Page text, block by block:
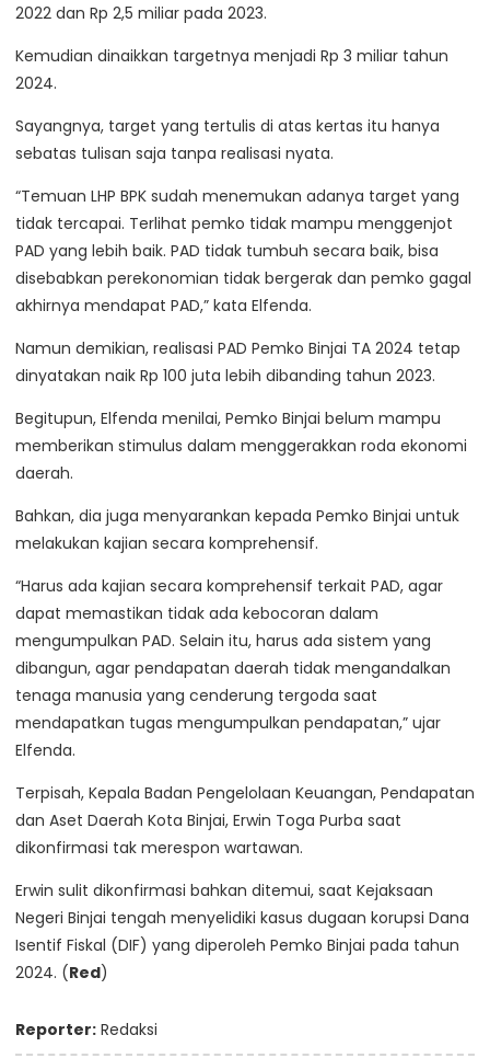
2022 dan Rp 2,5 miliar pada 2023.
Kemudian dinaikkan targetnya menjadi Rp 3 miliar tahun
2024.
Sayangnya, target yang tertulis di atas kertas itu hanya
sebatas tulisan saja tanpa realisasi nyata.
“Temuan LHP BPK sudah menemukan adanya target yang
tidak tercapai. Terlihat pemko tidak mampu menggenjot
PAD yang lebih baik. PAD tidak tumbuh secara baik, bisa
disebabkan perekonomian tidak bergerak dan pemko gagal
akhirnya mendapat PAD,” kata Elfenda.
Namun demikian, realisasi PAD Pemko Binjai TA 2024 tetap
dinyatakan naik Rp 100 juta lebih dibanding tahun 2023.
Begitupun, Elfenda menilai, Pemko Binjai belum mampu
memberikan stimulus dalam menggerakkan roda ekonomi
daerah.
Bahkan, dia juga menyarankan kepada Pemko Binjai untuk
melakukan kajian secara komprehensif.
“Harus ada kajian secara komprehensif terkait PAD, agar
dapat memastikan tidak ada kebocoran dalam
mengumpulkan PAD. Selain itu, harus ada sistem yang
dibangun, agar pendapatan daerah tidak mengandalkan
tenaga manusia yang cenderung tergoda saat
mendapatkan tugas mengumpulkan pendapatan,” ujar
Elfenda.
Terpisah, Kepala Badan Pengelolaan Keuangan, Pendapatan
dan Aset Daerah Kota Binjai, Erwin Toga Purba saat
dikonfirmasi tak merespon wartawan.
Erwin sulit dikonfirmasi bahkan ditemui, saat Kejaksaan
Negeri Binjai tengah menyelidiki kasus dugaan korupsi Dana
Isentif Fiskal (DIF) yang diperoleh Pemko Binjai pada tahun
2024. (Red)
Reporter: Redaksi